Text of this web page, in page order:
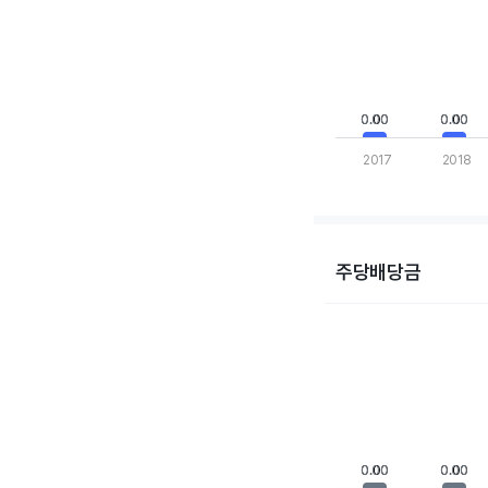
0.00
0.00 0.00
0.00
2017 2018
주당배당금
The chart has 1 Y
0.00
0.00 0.00
0.00